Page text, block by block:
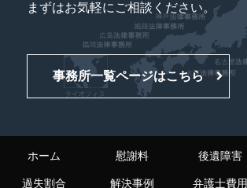
まずはお気軽にご相談ください。
事務所一覧ページはこちら
ホーム 慰謝料 後遺障害
過失割合 解決事例 弁護士費用